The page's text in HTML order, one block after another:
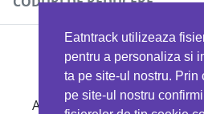
Eatntrack utilizeaza
pentru a personaliza si
ta pe site-ul nostru.
pe site-ul nostru
Ai 40%reducere la orice